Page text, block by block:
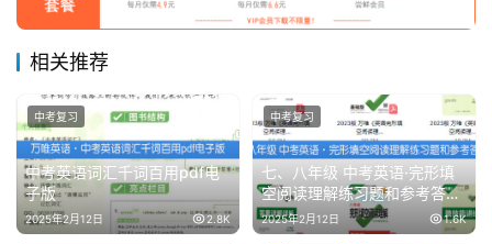
童
学
启
蒙
儿
相关推荐
中考英语词汇千词百用pdf电
子版
2025年2月12日 2.8K
中考复习
七、八年级 中考英语·完形填
空阅读理解练习题和参考答案
下载
2025年2月12日 1.6K
中考复习